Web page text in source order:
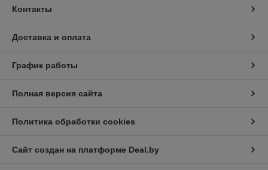
Контакты
Доставка и оплата
График работы
Полная версия сайта
Политика обработки cookies
Сайт создан на платформе Deal.by